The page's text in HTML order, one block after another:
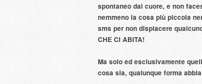
spontaneo dal cuore, e non
nemmeno la cosa più piccola
sms per non dispiacere
CHE CI ABITA!
Ma solo ed esclusivamente
cosa sia, qualunque forma